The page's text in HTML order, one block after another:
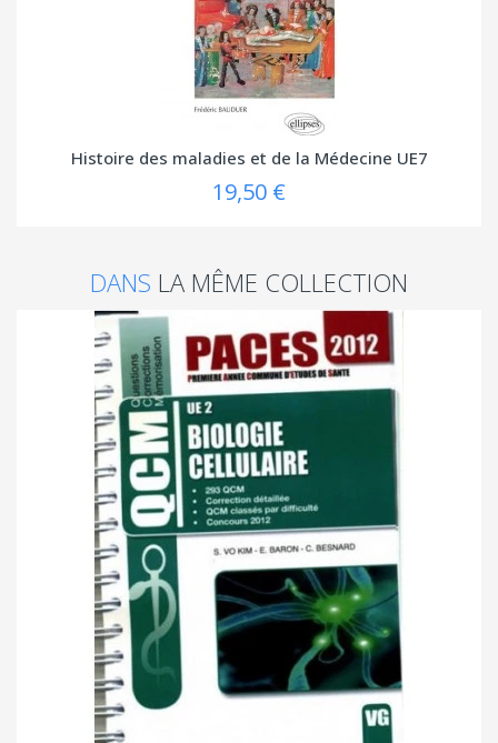
Histoire des maladies et de la Médecine UE7
19,50 €
DANS LA MÊME COLLECTION